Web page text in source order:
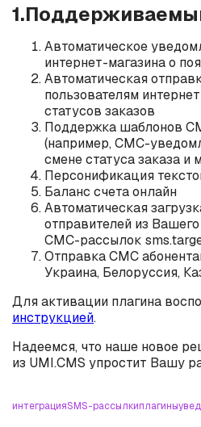
Автоматическое
интернет-магазина о
Автоматическая
пользователям
статусов заказов
Поддержка шаблонов
(например, СМС-
смене статуса заказа и
Персонификация
Баланс счета онлайн
Автоматическая
отправителей из
СМС-рассылок
Отправка СМС
Украина, Белоруссия,
Для активации плагина
инструкцией.
Надеемся, что наше новое
из UMI.CMS упростит Вашу
интеграцияSMS-рассылкиплагины